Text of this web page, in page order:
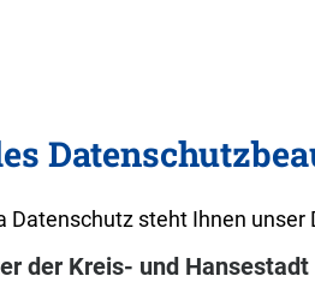
Datenschutz steht Ihnen
der Kreis- und Hansestadt